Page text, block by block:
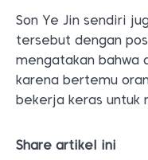
Son Ye Jin sendiri
tersebut dengan
mengatakan bahwa
karena bertemu
bekerja keras untuk
Share artikel ini